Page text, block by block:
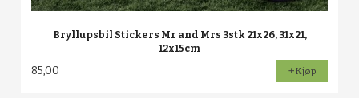
Bryllupsbil Stickers Mr and Mrs 3stk 21x26, 31x21,
12x15cm
85,00 Kjøp